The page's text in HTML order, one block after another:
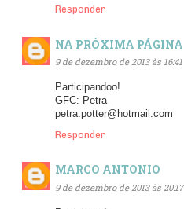
Responder
NA PRÓXIMA PÁGINA
9 de dezembro de 2013 às 16:41
Participandoo!
GFC: Petra
petra.potter@hotmail.com
Responder
MARCO ANTONIO
9 de dezembro de 2013 às 20:17